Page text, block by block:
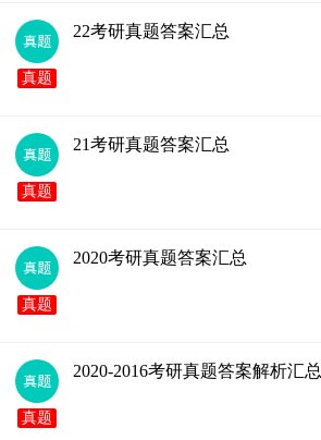
真题
22考研真题答案汇总
真题
21考研真题答案汇总
真题
2020考研真题答案汇总
真题
2020-2016考研真题答案解析汇总